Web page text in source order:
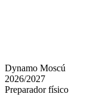
Dynamo Moscú
2026/2027
Preparador físico